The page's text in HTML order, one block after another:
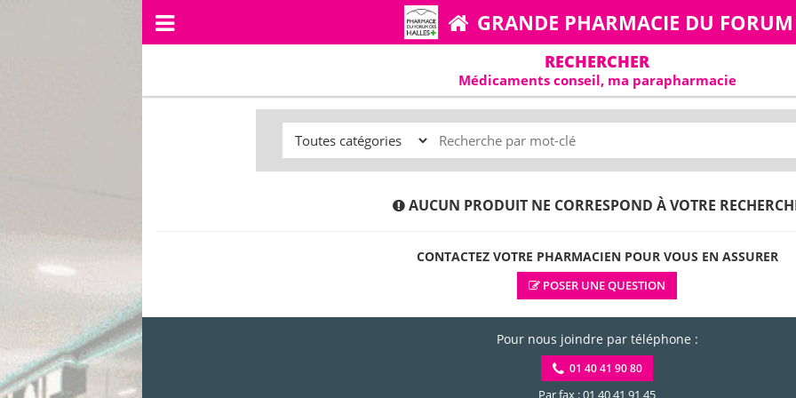
GRANDE PHARMACIE DU FORUM
RECHERCHER
Médicaments conseil, ma parapharmacie
AUCUN PRODUIT NE CORRESPOND À VOTRE
CONTACTEZ VOTRE PHARMACIEN POUR VOUS EN ASSURER
POSER UNE QUESTION
Pour nous joindre par téléphone :
01 40 41 90 80